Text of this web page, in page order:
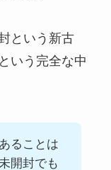
という新古
いう完全な中
ることは
開封でも